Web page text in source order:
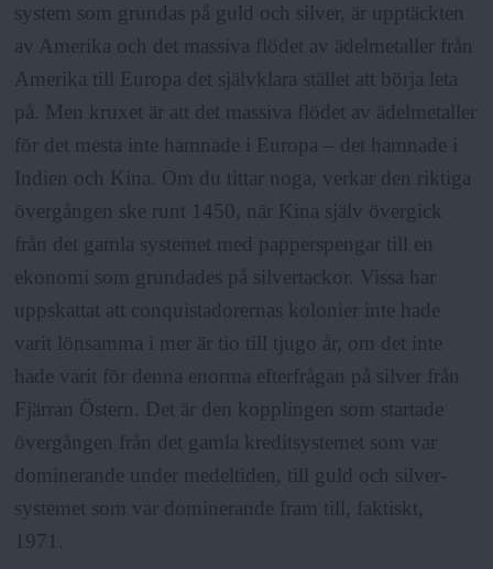
system som grundas på guld och silver, är upptäckten
av Amerika och det massiva flödet av ädelmetaller från
Amerika till Europa det självklara stället att börja leta
på. Men kruxet är att det massiva flödet av ädelmetaller
för det mesta inte hamnade i Europa – det hamnade i
Indien och Kina. Om du tittar noga, verkar den riktiga
övergången ske runt 1450, när Kina själv övergick
från det gamla systemet med papperspengar till en
ekonomi som grundades på silvertackor. Vissa har
uppskattat att conquistadorernas kolonier inte hade
varit lönsamma i mer är tio till tjugo år, om det inte
hade varit för denna enorma efterfrågan på silver från
Fjärran Östern. Det är den kopplingen som startade
övergången från det gamla kreditsystemet som var
dominerande under medeltiden, till guld och silver-
systemet som var dominerande fram till, faktiskt,
1971.